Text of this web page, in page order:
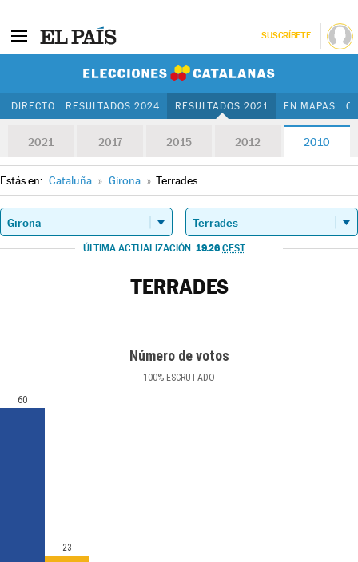
SUSCRÍBETE
DIRECTO RESULTADOS 2024 RESULTADOS 2021 EN MAPAS
2021 2017 2015 2012 2010
Estás en: Cataluña » Girona » Terrades
ÚLTIMA ACTUALIZACIÓN: 19.26 CEST
TERRADES
Número de votos
100% ESCRUTADO
60
23